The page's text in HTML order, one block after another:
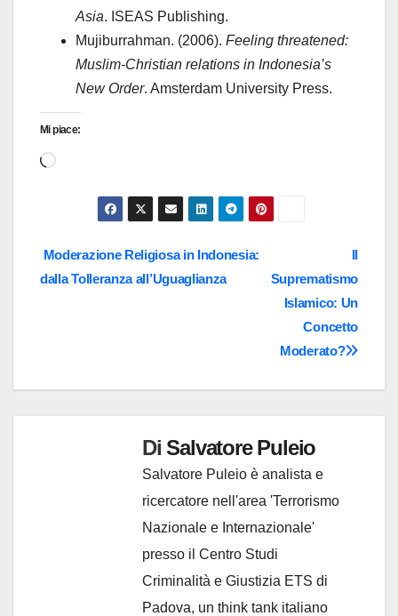
Asia. ISEAS Publishing.
Mujiburrahman. (2006). Feeling threatened:
Muslim-Christian relations in Indonesia’s
New Order. Amsterdam University Press.
Mi piace:
Caricamento
Navigazione
Il
Suprematismo
Islamico: Un
Concetto
Moderato?
Moderazione Religiosa in Indonesia:
dalla Tolleranza all’Uguaglianza
DiSalvatore Puleio
Salvatore Puleio è analista e
ricercatore nell'area 'Terrorismo
Nazionale e Internazionale'
presso il Centro Studi
Criminalità e Giustizia ETS di
Padova, un think tank italiano